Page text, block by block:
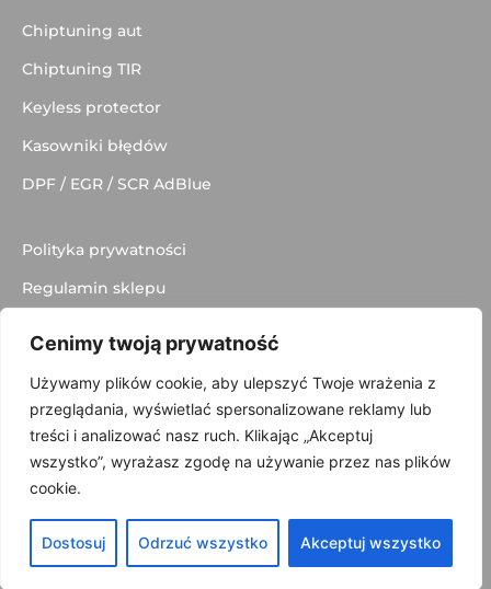
Cenimy twoją prywatność
Używamy plików cookie, aby ulepszyć Twoje wrażenia z
przeglądania, wyświetlać spersonalizowane reklamy lub
treści i analizować nasz ruch. Klikając „Akceptuj
wszystko”, wyrażasz zgodę na używanie przez nas plików
cookie.
Dostosuj Odrzuć wszystko Akceptuj wszystko
Chiptuning aut
Chiptuning TIR
Keyless protector
Kasowniki błędów
DPF / EGR / SCR AdBlue
Polityka prywatności
Regulamin sklepu
© 2025 made with